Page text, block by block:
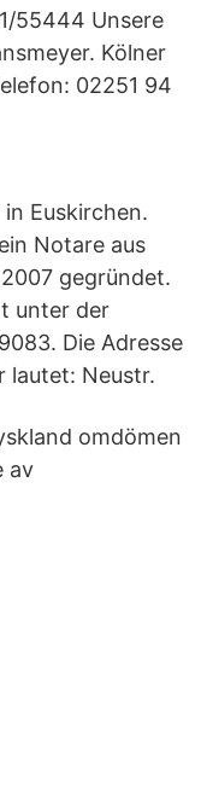
55444 Unsere
Kölner
02251 94
Euskirchen.
Notare aus
gegründet.
unter der
Die Adresse
lautet: Neustr.
omdömen
av